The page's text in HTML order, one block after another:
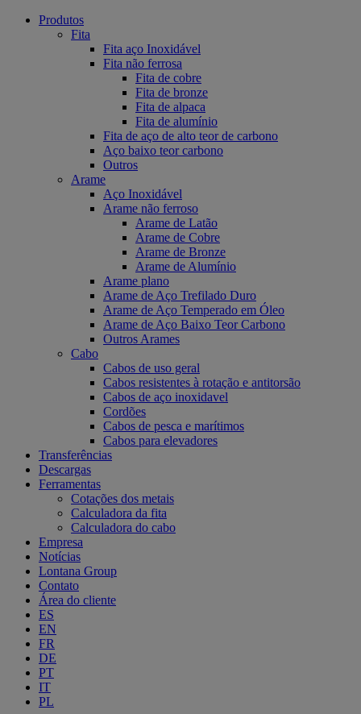
Produtos
Fita
Fita aço Inoxidável
Fita não ferrosa
Fita de cobre
Fita de bronze
Fita de alpaca
Fita de alumínio
Fita de aço de alto teor de carbono
Aço baixo teor carbono
Outros
Arame
Aço Inoxidável
Arame não ferroso
Arame de Latão
Arame de Cobre
Arame de Bronze
Arame de Alumínio
Arame plano
Arame de Aço Trefilado Duro
Arame de Aço Temperado em Óleo
Arame de Aço Baixo Teor Carbono
Outros Arames
Cabo
Cabos de uso geral
Cabos resistentes à rotação e antitorsão
Cabos de aço inoxidavel
Cordões
Cabos de pesca e marítimos
Cabos para elevadores
Transferências
Descargas
Ferramentas
Cotações dos metais
Calculadora da fita
Calculadora do cabo
Empresa
Notícias
Lontana Group
Contato
Área do cliente
ES
EN
FR
DE
PT
IT
PL